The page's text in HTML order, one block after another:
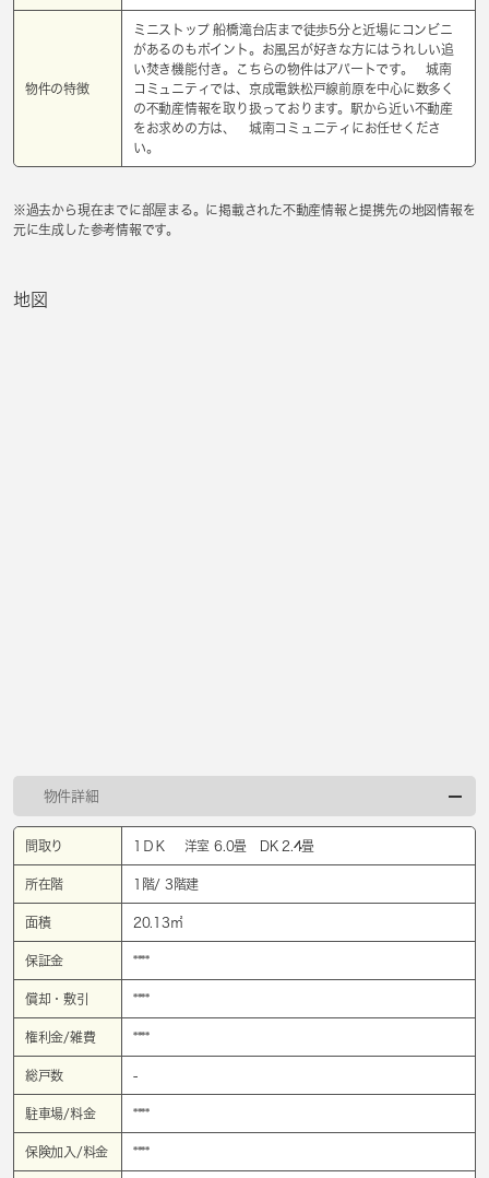
物件の特徴
ミニストップ 船橋滝台店まで徒歩5分と近場にコンビニ
があるのもポイント。お風呂が好きな方にはうれしい追
い焚き機能付き。こちらの物件はアパートです。 城南
コミュニティでは、京成電鉄松戸線前原を中心に数多く
の不動産情報を取り扱っております。駅から近い不動産
をお求めの方は、 城南コミュニティにお任せくださ
い。
※過去から現在までに部屋まる。に掲載された不動産情報と提携先の地図情報を
元に生成した参考情報です。
地図
物件詳細
間取り 1ＤＫ 洋室 6.0畳 DK 2.4畳
所在階 1階/ 3階建
面積 20.13㎡
保証金 ****
償却・敷引 ****
権利金/雑費 ****
総戸数 -
駐車場/料金 ****
保険加入/料金 ****